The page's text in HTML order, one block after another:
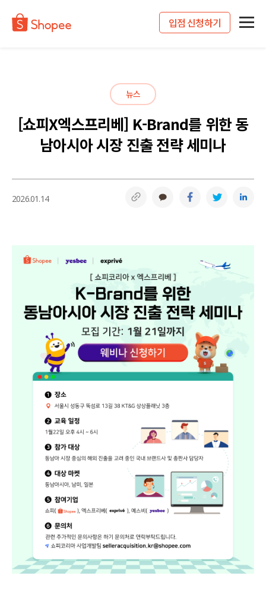
입점 신청하기
뉴스
[쇼피X엑스프리베] K-Brand를 위한 동
남아시아 시장 진출 전략 세미나
2026.01.14 링크복사 카카오톡 페이스북 트위터